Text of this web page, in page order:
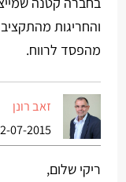
והחריגות
מהפסד לרווח.
זאב רונן
07-2015
ריקי שלום,